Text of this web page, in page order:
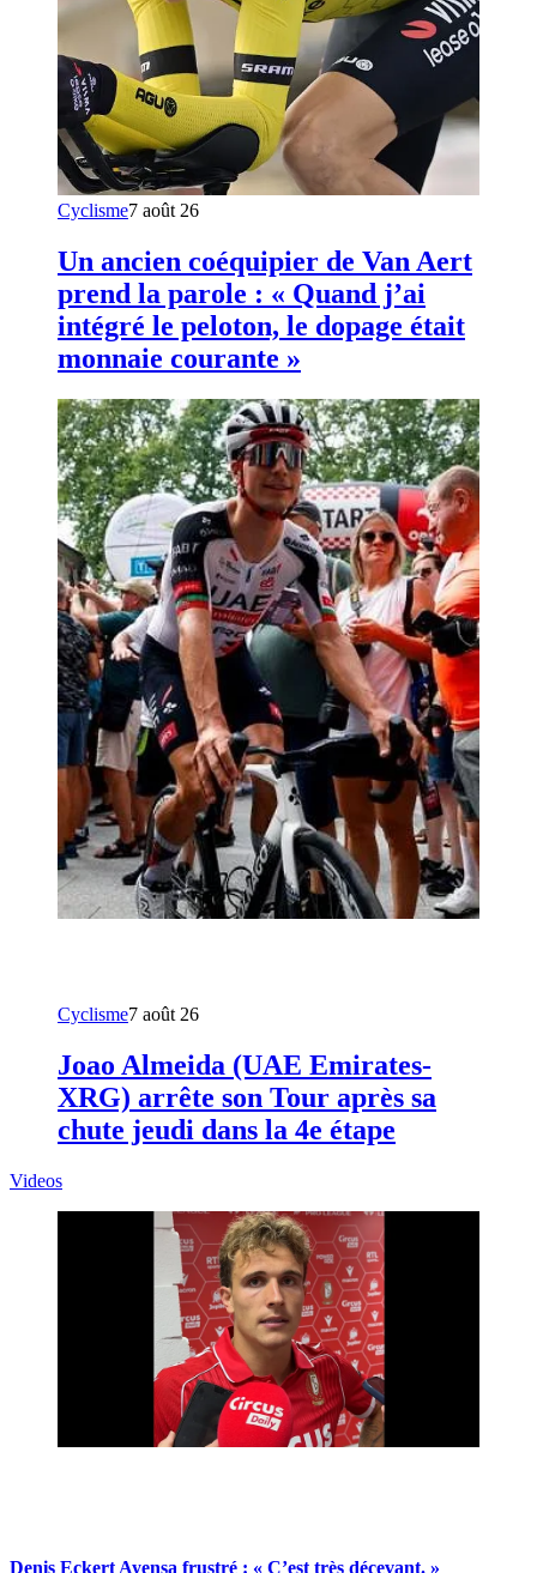
Cyclisme7 août 26
Un ancien coéquipier de Van Aert
prend la parole : « Quand j’ai
intégré le peloton, le dopage était
monnaie courante »
Cyclisme7 août 26
Joao Almeida (UAE Emirates-
XRG) arrête son Tour après sa
chute jeudi dans la 4e étape
Videos
Denis Eckert Ayensa frustré : « C’est très décevant. »